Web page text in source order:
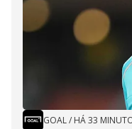
GOAL/ HÁ 33